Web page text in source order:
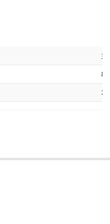
主